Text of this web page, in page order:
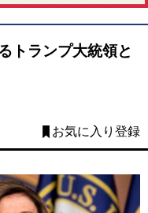
トランプ大統領と
お気に入り登録